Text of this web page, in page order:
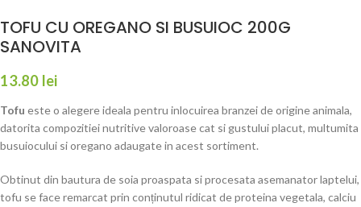
TOFU CU OREGANO SI BUSUIOC 200G
SANOVITA
13.80 lei
Tofu este o alegere ideala pentru inlocuirea branzei de origine animala,
datorita compozitiei nutritive valoroase cat si gustului placut, multumita
busuiocului si oregano adaugate in acest sortiment.
Obtinut din bautura de soia proaspata si procesata asemanator laptelui,
tofu se face remarcat prin conținutul ridicat de proteina vegetala, calciu